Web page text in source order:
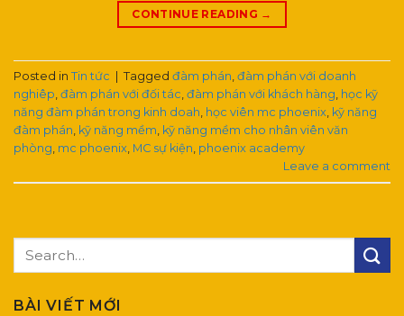
CONTINUE READING →
Posted in Tin tức | Tagged đàm phán đàm phán với doanh
nghiêp đàm phán với đối tác đàm phán với khách hàng học kỹ
năng đàm phán trong kinh doah học viên mc phoenix kỹ năng
đàm phán kỹ năng mềm kỹ năng mềm cho nhân viên văn
phòng mc phoenix MC sự kiện phoenix academy
Leave a comment
BÀI VIẾT MỚI